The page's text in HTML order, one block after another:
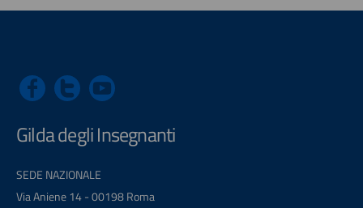
Gilda degli Insegnanti
SEDE NAZIONALE
Via Aniene 14 - 00198 Roma